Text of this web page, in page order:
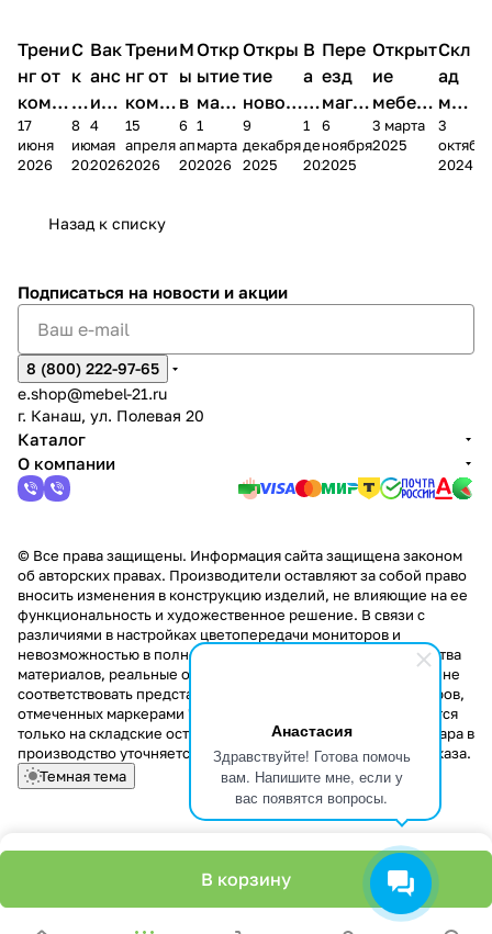
Анастасия
Здравствуйте! Готова помочь
вам. Напишите мне, если у
вас появятся вопросы.
Трени
нг от
комп
ании
Мело
17
июня
2026
С
к
и
д
к
2
8
июня
2026
Вак
анс
ия в
Чеб
окс
4
мая
2026
Трени
нг от
комп
ании
Мело
15
апреля
2026
М
ы
в
М
А
6
апреля
2026
Откр
ытие
мага
зина
в
1
марта
2026
Откры
тие
новог
о
магаз
9
декабря
2025
В
а
к
а
н
1
декабря
2025
Пере
езд
магаз
ина в
г.
6
ноября
2025
Открыт
ие
мебель
ного
салона
3 марта
2025
Скл
ад
меб
ели
пер
3
2024
Назад к списку
В корзину
Подписаться на новости и акции
8 (800) 222-97-65
e.shop@mebel-21.ru
г. Канаш, ул. Полевая 20
Каталог
О компании
© Все права защищены. Информация сайта защищена законом
об авторских правах. Производители оставляют за собой право
вносить изменения в конструкцию изделий, не влияющие на ее
функциональность и художественное решение. В связи с
различиями в настройках цветопередачи мониторов и
невозможностью в полной мере передать некоторые свойства
материалов, реальные оттенки и текстуры продукции могут не
соответствовать представленным на сайте. Стоимость товаров,
отмеченных маркерами "Скидка!" и "Акция!" распространяется
только на складские остатки. Стоимость заказа данного товара в
производство уточняется у менеджера при оформлении заказа.
Темная тема